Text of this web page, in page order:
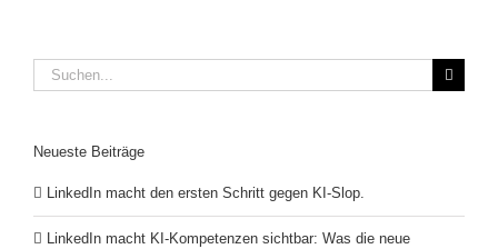
Suche
nach:
Neueste Beiträge
LinkedIn macht den ersten Schritt gegen KI-Slop.
LinkedIn macht KI-Kompetenzen sichtbar: Was die neue